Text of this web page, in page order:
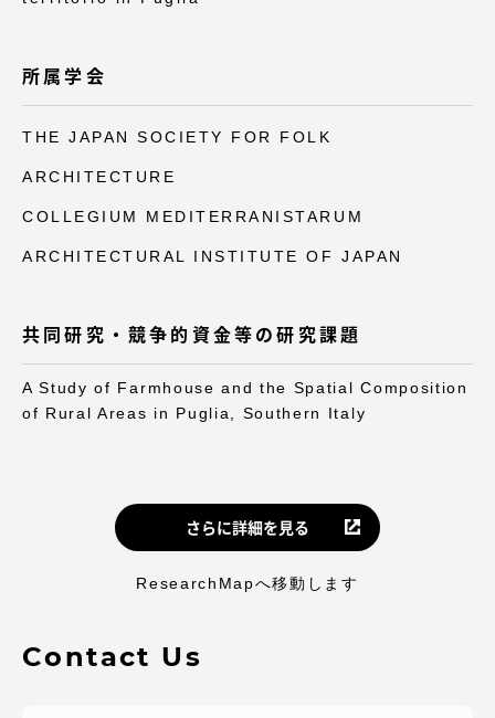
所属学会
THE JAPAN SOCIETY FOR FOLK
ARCHITECTURE
COLLEGIUM MEDITERRANISTARUM
ARCHITECTURAL INSTITUTE OF JAPAN
共同研究・競争的資金等の研究課題
A Study of Farmhouse and the Spatial Composition
of Rural Areas in Puglia, Southern Italy
さらに詳細を見る
ResearchMapへ移動します
Contact Us
資料請求 お問い合わせ
在学生・保護者向けポータル（TIPS）